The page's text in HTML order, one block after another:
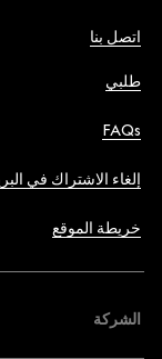
اتصل بنا
طلبي
FAQs
إلغاء الاشتراك في
خريطة الموقع
الشركة